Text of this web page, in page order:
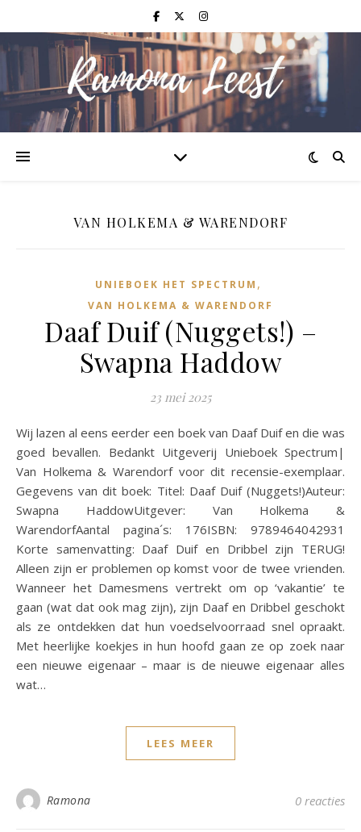
VAN HOLKEMA & WARENDORF
UNIEBOEK HET SPECTRUM ,
VAN HOLKEMA & WARENDORF
Daaf Duif (Nuggets!) –
Swapna Haddow
23 mei 2025
Wij lazen al eens eerder een boek van Daaf Duif en die was
goed bevallen. Bedankt Uitgeverij Unieboek Spectrum|
Van Holkema & Warendorf voor dit recensie-exemplaar.
Gegevens van dit boek: Titel: Daaf Duif (Nuggets!)Auteur:
Swapna HaddowUitgever: Van Holkema &
WarendorfAantal pagina´s: 176ISBN: 9789464042931
Korte samenvatting: Daaf Duif en Dribbel zijn TERUG!
Alleen zijn er problemen op komst voor de twee vrienden.
Wanneer het Damesmens vertrekt om op ‘vakantie’ te
gaan (wat dat ook mag zijn), zijn Daaf en Dribbel geschokt
als ze ontdekken dat hun voedselvoorraad snel opraakt.
Met heerlijke koekjes in hun hoofd gaan ze op zoek naar
een nieuwe eigenaar – maar is de nieuwe eigenaar alles
wat…
LEES MEER
Ramona 0 reacties